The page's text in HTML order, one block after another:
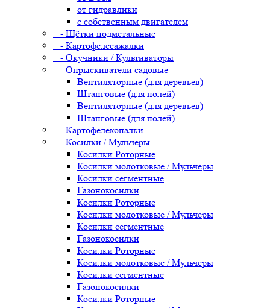
от гидравлики
с собственным двигателем
- Щётки подметальные
- Картофелесажалки
- Окучники / Культиваторы
- Опрыскиватели садовые
Вентиляторные (для деревьев)
Штанговые (для полей)
Вентиляторные (для деревьев)
Штанговые (для полей)
- Картофелекопалки
- Косилки / Мульчеры
Косилки Роторные
Косилки молотковые / Мульчеры
Косилки сегментные
Газонокосилки
Косилки Роторные
Косилки молотковые / Мульчеры
Косилки сегментные
Газонокосилки
Косилки Роторные
Косилки молотковые / Мульчеры
Косилки сегментные
Газонокосилки
Косилки Роторные